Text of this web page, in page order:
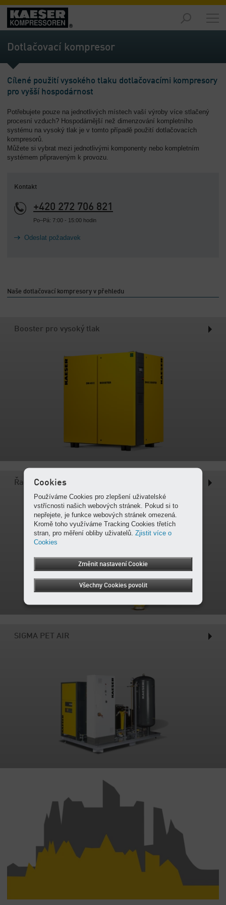
Trhy
-
Přehled
-
Přehled
Řešení
-
Přehled
Servis
Přehled
Přehled
Dotlačovací kompresor
Cílené použití vysokého tlaku dotlačovacími kompresory
pro vyšší hospodárnost
Potřebujete pouze na jednotlivých místech vaší výroby více stlačený
procesní vzduch? Hospodárnější než dimenzování kompletního
systému na vysoký tlak je v tomto případě použití dotlačovacích
kompresorů.
Můžete si vybrat mezi jednotlivými komponenty nebo kompletním
systémem připraveným k provozu.
Kontakt
+420 272 706 821
Po–Pá: 7:00 - 15:00 hodin
Odeslat požadavek
Naše dotlačovací kompresory v přehledu
Booster pro vysoký tlak
Řada N
SIGMA PET AIR
Cookies
Používáme Cookies pro zlepšení uživatelské
vstřícnosti našich webových stránek. Pokud si to
nepřejete, je funkce webových stránek omezená.
Kromě toho využíváme Tracking Cookies třetích
stran, pro měření obliby uživatelů.Zjistit více o
Cookies
Změnit nastavení Cookie
Všechny Cookies povolit